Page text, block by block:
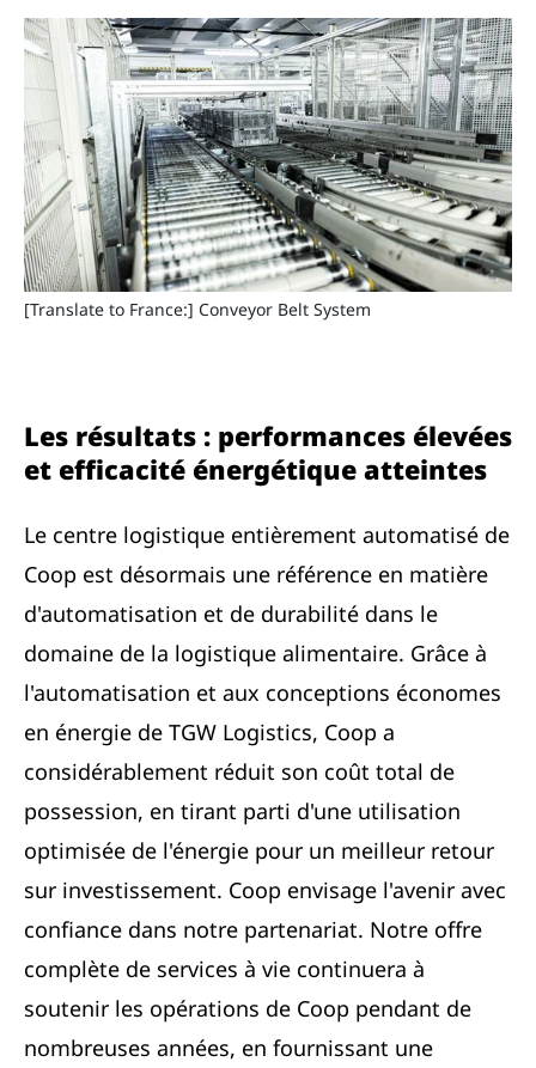
[Translate to France:] Conveyor Belt System
Les résultats : performances élevées
et efficacité énergétique atteintes
Le centre logistique entièrement automatisé de
Coop est désormais une référence en matière
d'automatisation et de durabilité dans le
domaine de la logistique alimentaire. Grâce à
l'automatisation et aux conceptions économes
en énergie de TGW Logistics, Coop a
considérablement réduit son coût total de
possession, en tirant parti d'une utilisation
optimisée de l'énergie pour un meilleur retour
sur investissement. Coop envisage l'avenir avec
confiance dans notre partenariat. Notre offre
complète de services à vie continuera à
soutenir les opérations de Coop pendant de
nombreuses années, en fournissant une